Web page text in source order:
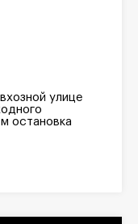
улице
остановка